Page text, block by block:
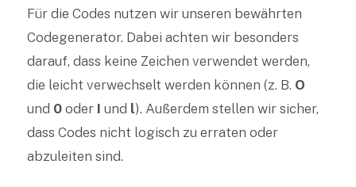
Für die Codes nutzen wir unseren bewährten
Codegenerator. Dabei achten wir besonders
darauf, dass keine Zeichen verwendet werden,
die leicht verwechselt werden können (z. B. O
und 0oder I und l). Außerdem stellen wir sicher,
dass Codes nicht logisch zu erraten oder
abzuleiten sind.